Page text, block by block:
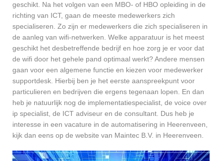
geschikt. Na het volgen van een MBO- of HBO opleiding in de
richting van ICT, gaan de meeste medewerkers zich
specialiseren. Zo zijn er medewerkers die zich specialiseren in
de aanleg van wifi-netwerken. Welke apparatuur is het meest
geschikt het desbetreffende bedrijf en hoe zorg je er voor dat
de wifi door het gehele pand optimaal werkt? Andere mensen
gaan voor een algemene functie en kiezen voor medewerker
supportdesk. Hierbij ben je het eerste aanspreekpunt voor
particulieren en bedrijven die ergens tegenaan lopen. En dan
heb je natuurlijk nog de implementatiespecialist, de voice over
ip specialist, de ICT adviseur en de consultant. Dus heb je
interesse in een vacature in de automatisering in Heerenveen,
kijk dan eens op de website van Maintec B.V. in Heerenveen.